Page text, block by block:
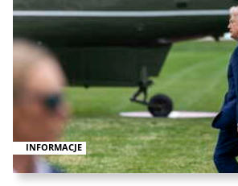
INFORMACJE